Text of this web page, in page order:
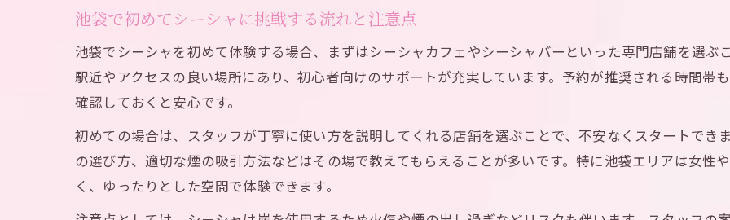
初めてでも安心なシーシャの基本マナーとポイン
シーシャ初心者が失敗しないための楽しみ方ガイ
池袋でシーシャ初心者におすすめの楽しみ方とは
自宅でシーシャを楽しむための再現手順のコツ
池袋で初めてシーシャに挑戦する流れと注意点
池袋でシーシャを初めて体験する場合、まずはシーシャカフェやシーシャバーといった専門店舗を選ぶ
駅近やアクセスの良い場所にあり、初心者向けのサポートが充実しています。予約が推奨される時間帯
確認しておくと安心です。
初めての場合は、スタッフが丁寧に使い方を説明してくれる店舗を選ぶことで、不安なくスタートでき
の選び方、適切な煙の吸引方法などはその場で教えてもらえることが多いです。特に池袋エリアは女性
く、ゆったりとした空間で体験できます。